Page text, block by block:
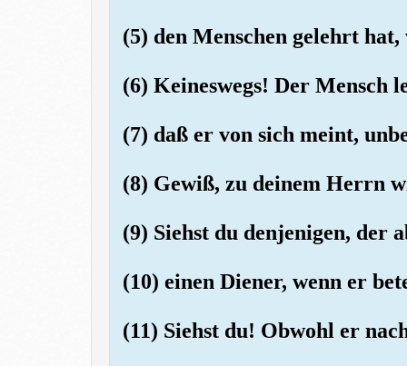
(5) den Menschen gelehrt
(6) Keineswegs! Der Mensch
(7) daß er von sich meint,
(8) Gewiß, zu deinem Herrn
(9) Siehst du denjenigen, der
(10) einen Diener, wenn er
(11) Siehst du! Obwohl er